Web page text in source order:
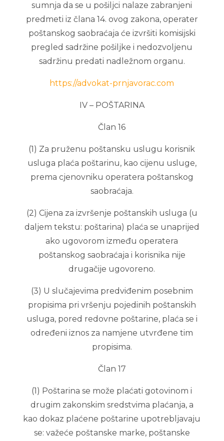
sumnja da se u pošiljci nalaze zabranjeni
predmeti iz člana 14. ovog zakona, operater
poštanskog saobraćaja će izvršiti komisijski
pregled sadržine pošiljke i nedozvoljenu
sadržinu predati nadležnom organu.
https://advokat-prnjavorac.com
IV – POŠTARINA
Član 16
(1) Za pruženu poštansku uslugu korisnik
usluga plaća poštarinu, kao cijenu usluge,
prema cjenovniku operatera poštanskog
saobraćaja.
(2) Cijena za izvršenje poštanskih usluga (u
daljem tekstu: poštarina) plaća se unaprijed
ako ugovorom između operatera
poštanskog saobraćaja i korisnika nije
drugačije ugovoreno.
(3) U slučajevima predviđenim posebnim
propisima pri vršenju pojedinih poštanskih
usluga, pored redovne poštarine, plaća se i
određeni iznos za namjene utvrđene tim
propisima.
Član 17
(1) Poštarina se može plaćati gotovinom i
drugim zakonskim sredstvima plaćanja, a
kao dokaz plaćene poštarine upotrebljavaju
se: važeće poštanske marke, poštanske